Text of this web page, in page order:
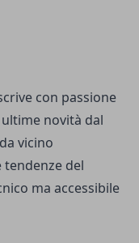
con passione
novità dal
vicino
del
ma accessibile